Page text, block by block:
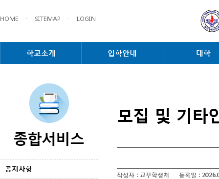
HOME · SITEMAP · LOGIN
학교소개 입학안내 대학
종합서비스
공지사항
모집 및 기타
작성자 : 교무학생처 등록일 :